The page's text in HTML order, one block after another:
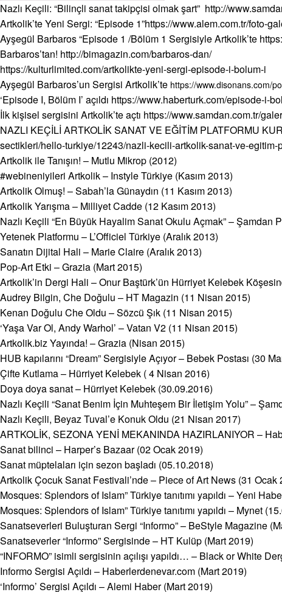
Nazlı Keçili: “Bilinçli sanat takipçisi olmak şart” http://
Artkolik’te Yeni Sergi: “Episode 1”https://www.alem.com.tr/foto-
Ayşegül Barbaros “Episode 1 /Bölüm 1 Sergisiyle Artkolik’te
Barbaros’tan! http://bimagazin.com/barbaros-dan/
https://kulturlimited.com/artkolikte-yeni-sergi-episode-i-bolum-i
Ayşegül Barbaros’un Sergisi Artkolik’te https://www.disonans.com/
‘Episode I, Bölüm I’ açıldı https://www.haberturk.com/episode-i-
İlk kişisel sergisini Artkolik’te açtı https://www.samdan.com.tr/
NAZLI KEÇİLİ ARTKOLİK SANAT VE EĞİTİM PLATFORMU
sectikleri/hello-turkiye/12243/nazli-kecili-artkolik-sanat-ve-
Artkolik ile Tanışın! – Mutlu Mikrop (2012)
#webineniyileri Artkolik – Instyle Türkiye (Kasım 2013)
Artkolik Olmuş! – Sabah’la Günaydın (11 Kasım 2013)
Artkolik Yarışma – Milliyet Cadde (12 Kasım 2013)
Nazlı Keçili “En Büyük Hayalim Sanat Okulu Açmak” – Şamdan
Yetenek Platformu – L’Officiel Türkiye (Aralık 2013)
Sanatın Dijital Hali – Marie Claire (Aralık 2013)
Pop-Art Etki – Grazia (Mart 2015)
Artkolik’in Dergi Hali – Onur Baştürk’ün Hürriyet Kelebek
Audrey Bilgin, Che Doğulu – HT Magazin (11 Nisan 2015)
Kenan Doğulu Che Oldu – Sözcü Şık (11 Nisan 2015)
‘Yaşa Var Ol, Andy Warhol’ – Vatan V2 (11 Nisan 2015)
Artkolik.biz Yayında! – Grazia (Nisan 2015)
HUB kapılarını “Dream” Sergisiyle Açıyor – Bebek Postası (30
Çifte Kutlama – Hürriyet Kelebek ( 4 Nisan 2016)
Doya doya sanat – Hürriyet Kelebek (30.09.2016)
Nazlı Keçili “Sanat Benim İçin Muhteşem Bir İletişim Yolu” –
Nazlı Keçili, Beyaz Tuval’e Konuk Oldu (21 Nisan 2017)
ARTKOLİK, SEZONA YENİ MEKANINDA HAZIRLANIYOR –
Sanat bilinci – Harper’s Bazaar (02 Ocak 2019)
Sanat müptelaları için sezon başladı (05.10.2018)
Artkolik Çocuk Sanat Festivali’nde – Piece of Art News (31 Ocak
Mosques: Splendors of Islam” Türkiye tanıtımı yapıldı – Yeni
Mosques: Splendors of Islam” Türkiye tanıtımı yapıldı – Mynet
Sanatseverleri Buluşturan Sergi “Informo” – BeStyle Magazine
Sanatseverler “Informo” Sergisinde – HT Kulüp (Mart 2019)
“INFORMO” isimli sergisinin açılışı yapıldı… – Black or White
Informo Sergisi Açıldı – Haberlerdenevar.com (Mart 2019)
‘Informo’ Sergisi Açıldı – Alemi Haber (Mart 2019)